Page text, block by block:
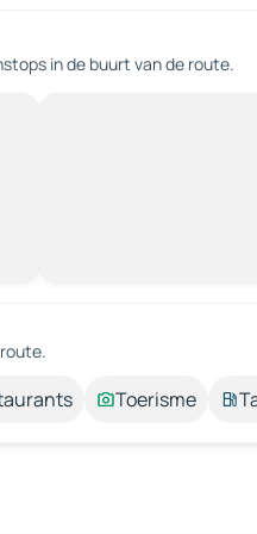
in de buurt van de route.
Toerisme